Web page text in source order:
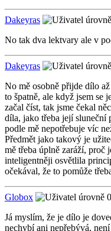
Dakeyras
No tak dva lektvary ale v
Dakeyras
No mě osobně přijde dílo
to špatně, ale když jsem se
začal číst, tak jsme čekal
díla, jako třeba její sluneční
podle mě nepotřebuje víc
Předmět jako takový je
mě třeba úplně zaráží, proč
inteligentněji osvětlila
očekával, že to pomůže
Globox
Já myslím, že je dílo je
nechybí ani nepřebývá,